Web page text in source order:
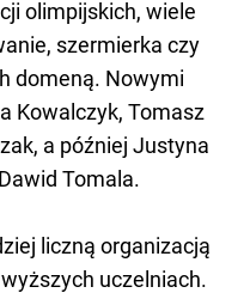
olimpijskich, wiele
szermierka czy
domeną. Nowymi
Kowalczyk, Tomasz
a później Justyna
Tomala.
liczną organizacją
uczelniach.